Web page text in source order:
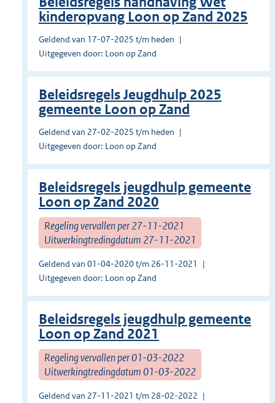
kinderopvang Loon op Zand 2025
Geldend van 17-07-2025 t/m heden
Uitgegeven door: Loon op Zand
Beleidsregels Jeugdhulp 2025
gemeente Loon op Zand
Geldend van 27-02-2025 t/m heden
Uitgegeven door: Loon op Zand
Beleidsregels jeugdhulp gemeente
Loon op Zand 2020
Regeling vervallen per 27-11-2021
Uitwerkingtredingdatum 27-11-2021
Geldend van 01-04-2020 t/m 26-11-2021
Uitgegeven door: Loon op Zand
Beleidsregels jeugdhulp gemeente
Loon op Zand 2021
Regeling vervallen per 01-03-2022
Uitwerkingtredingdatum 01-03-2022
Geldend van 27-11-2021 t/m 28-02-2022